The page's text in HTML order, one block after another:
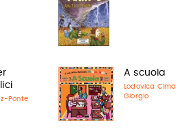
Ponte
A scuola
Lodovica Cima
Giorgio